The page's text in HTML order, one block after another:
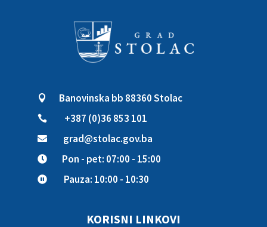
 Banovinska bb 88360 Stolac
 +387 (0)36 853 101
 grad@stolac.gov.ba
 Pon - pet: 07:00 - 15:00
 Pauza: 10:00 - 10:30
KORISNI LINKOVI